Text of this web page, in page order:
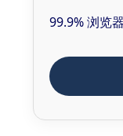
99.9% 浏览